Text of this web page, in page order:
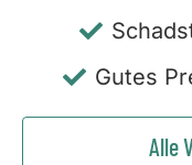
Gutes
Alle